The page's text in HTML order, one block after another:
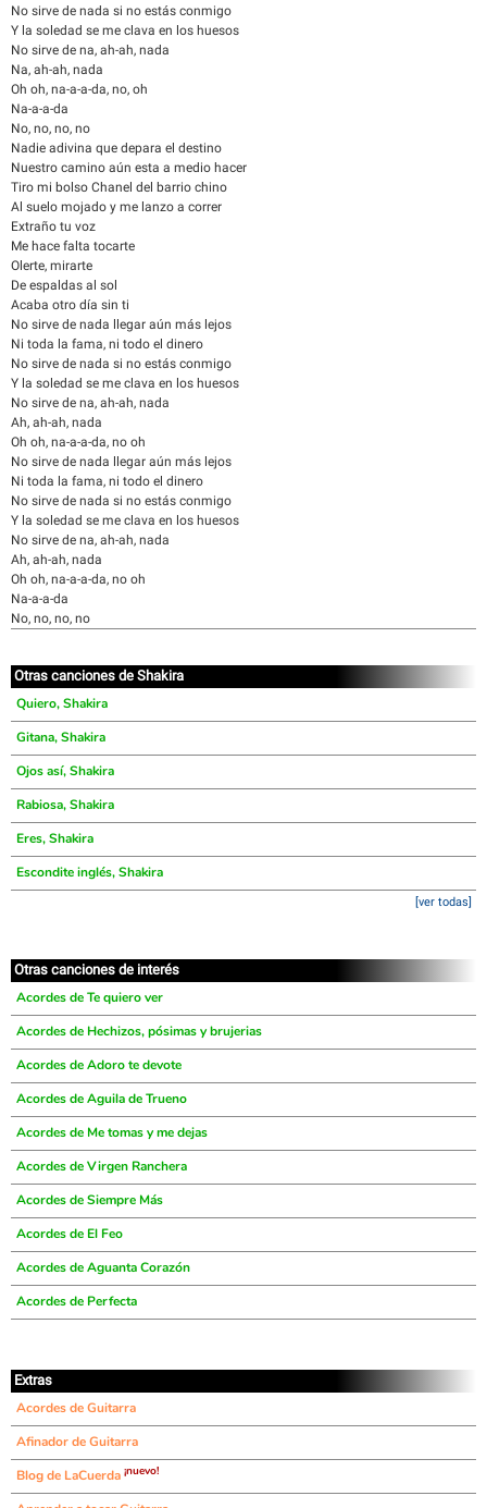
No sirve de nada si no estás conmigo
Y la soledad se me clava en los huesos
No sirve de na, ah-ah, nada
Na, ah-ah, nada
Oh oh, na-a-a-da, no, oh
Na-a-a-da
No, no, no, no
Nadie adivina que depara el destino
Nuestro camino aún esta a medio hacer
Tiro mi bolso Chanel del barrio chino
Al suelo mojado y me lanzo a correr
Extraño tu voz
Me hace falta tocarte
Olerte, mirarte
De espaldas al sol
Acaba otro día sin ti
No sirve de nada llegar aún más lejos
Ni toda la fama, ni todo el dinero
No sirve de nada si no estás conmigo
Y la soledad se me clava en los huesos
No sirve de na, ah-ah, nada
Ah, ah-ah, nada
Oh oh, na-a-a-da, no oh
No sirve de nada llegar aún más lejos
Ni toda la fama, ni todo el dinero
No sirve de nada si no estás conmigo
Y la soledad se me clava en los huesos
No sirve de na, ah-ah, nada
Ah, ah-ah, nada
Oh oh, na-a-a-da, no oh
Na-a-a-da
No, no, no, no
Otras canciones de Shakira
Quiero, Shakira
Gitana, Shakira
Ojos así, Shakira
Rabiosa, Shakira
Eres, Shakira
Escondite inglés, Shakira
[ver todas]
Otras canciones de interés
Acordes de Te quiero ver
Acordes de Hechizos, pósimas y brujerias
Acordes de Adoro te devote
Acordes de Aguila de Trueno
Acordes de Me tomas y me dejas
Acordes de Virgen Ranchera
Acordes de Siempre Más
Acordes de El Feo
Acordes de Aguanta Corazón
Acordes de Perfecta
Extras
Acordes de Guitarra
Afinador de Guitarra
Blog de LaCuerda ¡nuevo!